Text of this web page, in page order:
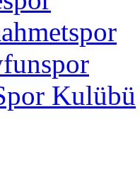
Kulübü